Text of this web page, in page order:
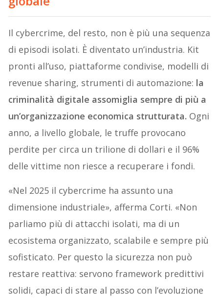
Il cybercrime, del resto, non è più una sequenza
di episodi isolati. È diventato un’industria. Kit
pronti all’uso, piattaforme condivise, modelli di
revenue sharing, strumenti di automazione: la
criminalità digitale assomiglia sempre di più a
un’organizzazione economica strutturata. Ogni
anno, a livello globale, le truffe provocano
perdite per circa un trilione di dollari e il 96%
delle vittime non riesce a recuperare i fondi.
«Nel 2025 il cybercrime ha assunto una
dimensione industriale», afferma Corti. «Non
parliamo più di attacchi isolati, ma di un
ecosistema organizzato, scalabile e sempre più
sofisticato. Per questo la sicurezza non può
restare reattiva: servono framework predittivi
solidi, capaci di stare al passo con l’evoluzione